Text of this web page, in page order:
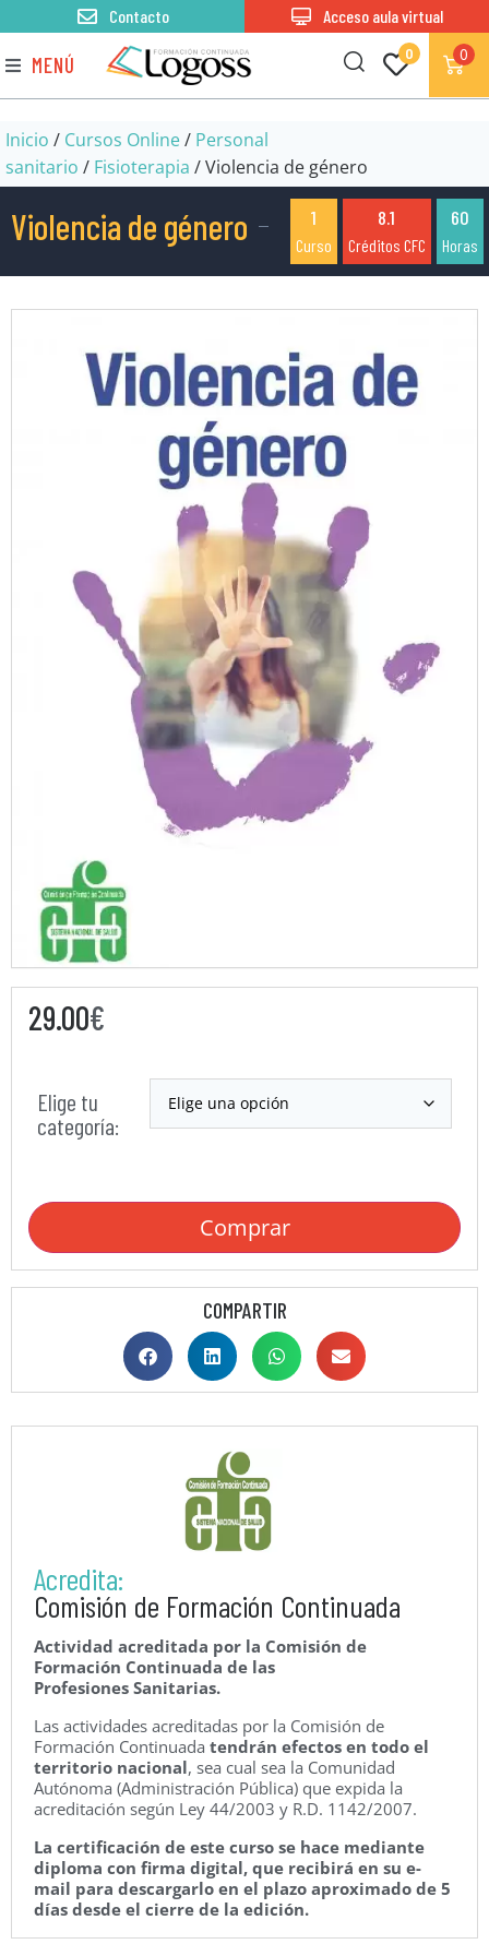
MENÚ 0 0
Contacto Acceso aula virtual
Inicio / Cursos Online/ Personal
sanitario / Fisioterapia / Violencia de género
Violencia de género 1
Curso
8.1
Créditos CFC
60
Horas
29.00€
Elige tu
categoría:
Comprar
COMPARTIR
Acredita:
Comisión de Formación Continuada
Actividad acreditada por la Comisión de
Formación Continuada de las
Profesiones Sanitarias.
Las actividades acreditadas por la Comisión de
Formación Continuada tendrán efectos en todo el
territorio nacional, sea cual sea la Comunidad
Autónoma (Administración Pública) que expida la
acreditación según Ley 44/2003 y R.D. 1142/2007.
La certificación de este curso se hace mediante
diploma con firma digital, que recibirá en su e-
mail para descargarlo en el plazo aproximado de 5
días desde el cierre de la edición.